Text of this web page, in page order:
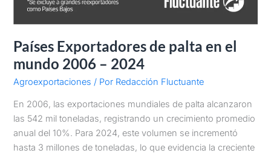
Países Exportadores de palta en el
mundo 2006 – 2024
Agroexportaciones / Por Redacción Fluctuante
En 2006, las exportaciones mundiales de palta alcanzaron
las 542 mil toneladas, registrando un crecimiento promedio
anual del 10%. Para 2024, este volumen se incrementó
hasta 3 millones de toneladas, lo que evidencia la creciente